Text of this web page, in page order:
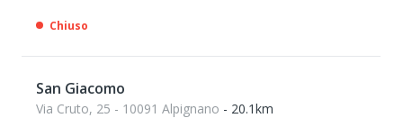
Chiuso
San Giacomo
Via Cruto, 25 - 10091 Alpignano - 20.1km